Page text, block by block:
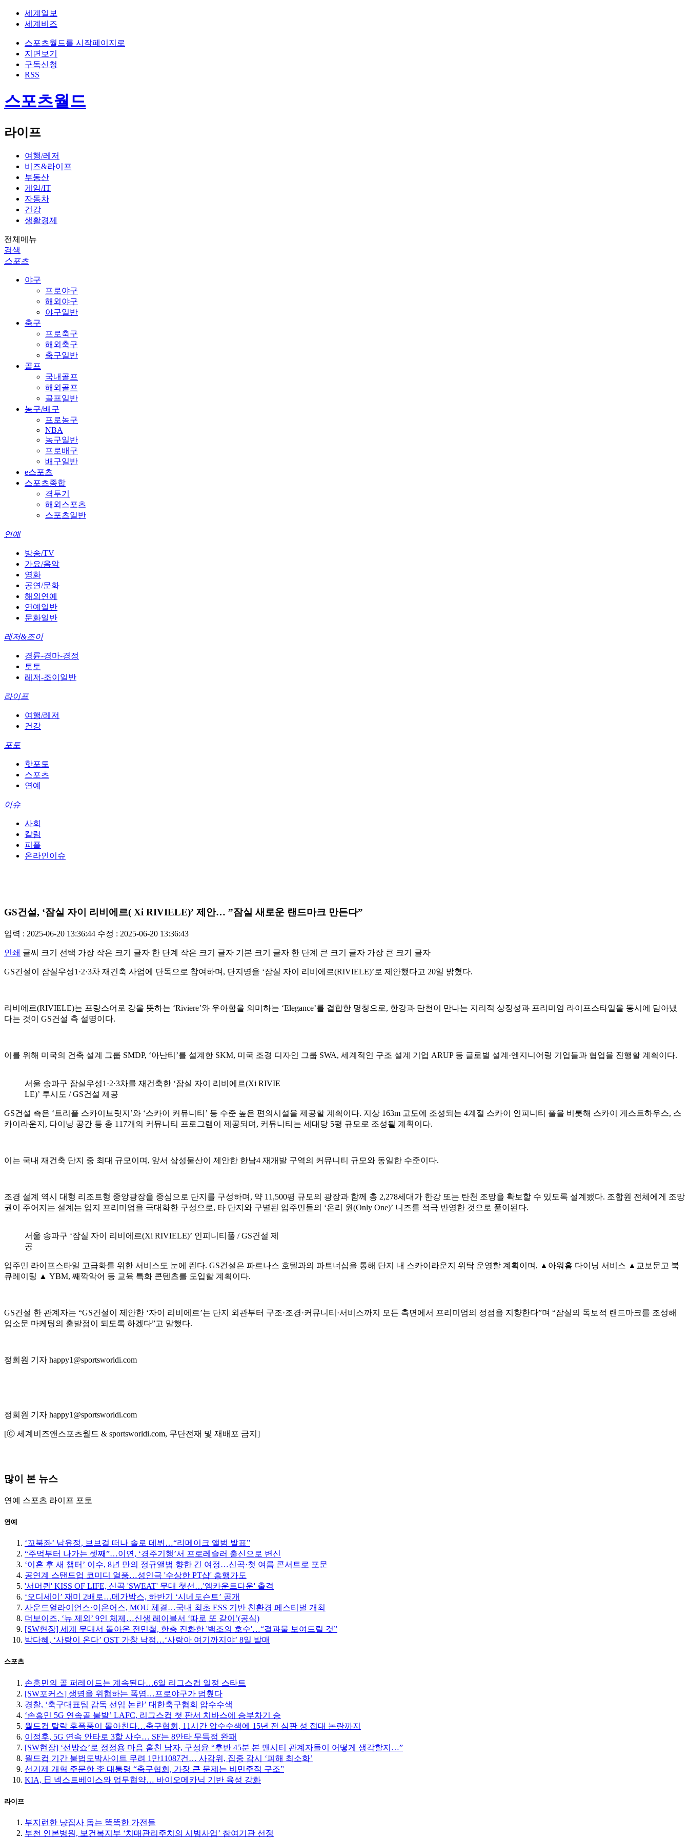
세계일보
세계비즈
스포츠월드를 시작페이지로
지면보기
구독신청
RSS
스포츠월드
라이프
여행/레저
비즈&라이프
부동산
게임/IT
자동차
건강
생활경제
전체메뉴
검색
스포츠
야구
프로야구
해외야구
야구일반
축구
프로축구
해외축구
축구일반
골프
국내골프
해외골프
골프일반
농구/배구
프로농구
NBA
농구일반
프로배구
배구일반
e스포츠
스포츠종합
격투기
해외스포츠
스포츠일반
연예
방송/TV
가요/음악
영화
공연/문화
해외연예
연예일반
문화일반
레저&조이
경륜-경마-경정
토토
레저-조이일반
라이프
여행/레저
건강
포토
핫포토
스포츠
연예
이슈
사회
칼럼
피플
온라인이슈
GS건설, ‘잠실 자이 리비에르( Xi RIVIELE)’ 제안… ”잠실 새로운 랜드마크 만든다”
입력 : 2025-06-20 13:36:44 수정 : 2025-06-20 13:36:43
인쇄 글씨 크기 선택 가장 작은 크기 글자 한 단계 작은 크기 글자 기본 크기 글자 한 단계 큰 크기 글자 가장 큰 크기 글자
GS건설이 잠실우성1·2·3차 재건축 사업에 단독으로 참여하며, 단지명을 ‘잠실 자이 리비에르(RIVIELE)’로 제안했다고 20일 밝혔다.
리비에르(RIVIELE)는 프랑스어로 강을 뜻하는 ‘Riviere’와 우아함을 의미하는 ‘Elegance’를 결합한 명칭으로, 한강과 탄천이 만나는 지리적 상징성과 프리미엄 라이프스타일을 동시에 담아냈
다는 것이 GS건설 측 설명이다.
이를 위해 미국의 건축 설계 그룹 SMDP, ‘아난티’를 설계한 SKM, 미국 조경 디자인 그룹 SWA, 세계적인 구조 설계 기업 ARUP 등 글로벌 설계·엔지니어링 기업들과 협업을 진행할 계획이다.
서울 송파구 잠실우성1·2·3차를 재건축한 ‘잠실 자이 리비에르(Xi RIVIE
LE)’ 투시도 / GS건설 제공
GS건설 측은 ‘트리플 스카이브릿지’와 ‘스카이 커뮤니티’ 등 수준 높은 편의시설을 제공할 계획이다. 지상 163m 고도에 조성되는 4계절 스카이 인피니티 풀을 비롯해 스카이 게스트하우스, 스
카이라운지, 다이닝 공간 등 총 117개의 커뮤니티 프로그램이 제공되며, 커뮤니티는 세대당 5평 규모로 조성될 계획이다.
이는 국내 재건축 단지 중 최대 규모이며, 앞서 삼성물산이 제안한 한남4 재개발 구역의 커뮤니티 규모와 동일한 수준이다.
조경 설계 역시 대형 리조트형 중앙광장을 중심으로 단지를 구성하며, 약 11,500평 규모의 광장과 함께 총 2,278세대가 한강 또는 탄천 조망을 확보할 수 있도록 설계됐다. 조합원 전체에게 조망
권이 주어지는 설계는 입지 프리미엄을 극대화한 구성으로, 타 단지와 구별된 입주민들의 ‘온리 원(Only One)’ 니즈를 적극 반영한 것으로 풀이된다.
서울 송파구 ‘잠실 자이 리비에르(Xi RIVIELE)’ 인피니티풀 / GS건설 제
공
입주민 라이프스타일 고급화를 위한 서비스도 눈에 띈다. GS건설은 파르나스 호텔과의 파트너십을 통해 단지 내 스카이라운지 위탁 운영할 계획이며, ▲아워홈 다이닝 서비스 ▲교보문고 북
큐레이팅 ▲ YBM, 째깍악어 등 교육 특화 콘텐츠를 도입할 계획이다.
GS건설 한 관계자는 “GS건설이 제안한 ‘자이 리비에르’는 단지 외관부터 구조·조경·커뮤니티·서비스까지 모든 측면에서 프리미엄의 정점을 지향한다”며 “잠실의 독보적 랜드마크를 조성해
입소문 마케팅의 출발점이 되도록 하겠다”고 말했다.
정희원 기자 happy1@sportsworldi.com
정희원 기자 happy1@sportsworldi.com
[ⓒ 세계비즈앤스포츠월드 & sportsworldi.com, 무단전재 및 재배포 금지]
많이 본 뉴스
연예 스포츠 라이프 포토
연예
‘꼬북좌’ 남유정, 브브걸 떠나 솔로 데뷔…“리메이크 앨범 발표”
“주먹부터 나가는 셋째”…이연, ‘경주기행’서 프로레슬러 출신으로 변신
‘이혼 후 새 챕터’ 이수, 8년 만의 정규앨범 향한 긴 여정…신곡·첫 여름 콘서트로 포문
공연계 스탠드업 코미디 열풍…성인극 '수상한 PT샵' 흥행가도
'서머퀸' KISS OF LIFE, 신곡 'SWEAT' 무대 첫선…'엠카운트다운' 출격
‘오디세이’ 재미 2배로…메가박스, 하반기 ‘시네도슨트’ 공개
사운드얼라이언스·이온어스, MOU 체결…국내 최초 ESS 기반 친환경 페스티벌 개최
더보이즈, ‘뉴 제외’ 9인 체제…신생 레이블서 ‘따로 또 같이’(공식)
[SW현장] 세계 무대서 돌아온 전민철, 한층 진화한 '백조의 호수'…“결과물 보여드릴 것”
박다혜, ‘사랑이 온다’ OST 가창 낙점…‘사랑아 여기까지야’ 8일 발매
스포츠
손흥민의 골 퍼레이드는 계속된다…6일 리그스컵 일정 스타트
[SW포커스] 생명을 위협하는 폭염…프로야구가 멈췄다
경찰, ‘축구대표팀 감독 선임 논란’ 대한축구협회 압수수색
‘손흥민 5G 연속골 불발’ LAFC, 리그스컵 첫 판서 치바스에 승부차기 승
월드컵 탈락 후폭풍이 몰아친다…축구협회, 11시간 압수수색에 15년 전 심판 성 접대 논란까지
이정후, 5G 연속 안타로 3할 사수… SF는 8안타 무득점 완패
[SW현장] ‘선방쇼’로 정정용 마음 훔친 남자, 구성윤 “후반 45분 본 맨시티 관계자들이 어떻게 생각할지…”
월드컵 기간 불법도박사이트 무려 1만11087건… 사감위, 집중 감시 ‘피해 최소화’
선거제 개혁 주문한 李 대통령 “축구협회, 가장 큰 문제는 비민주적 구조”
KIA, 日 넥스트베이스와 업무협약… 바이오메카닉 기반 육성 강화
라이프
부지런한 냥집사 돕는 똑똑한 가전들
부천 인본병원, 보건복지부 ‘치매관리주치의 시범사업’ 참여기관 선정